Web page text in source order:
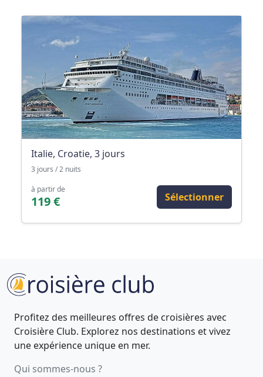
Italie, Croatie, 3 jours
3 jours / 2 nuits
à partir de
119 € Sélectionner
Profitez des meilleures offres de croisières avec
Croisière Club. Explorez nos destinations et vivez
une expérience unique en mer.
Qui sommes-nous ?